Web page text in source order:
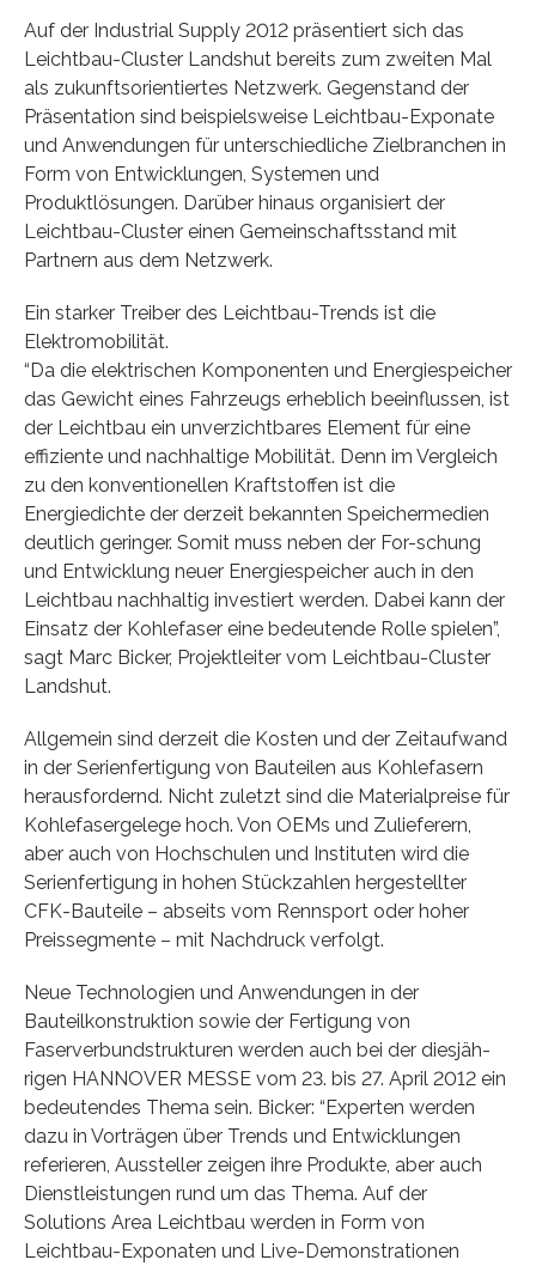
Auf der Industrial Supply 2012 präsentiert sich das
Leichtbau-Cluster Landshut bereits zum zweiten Mal
als zukunftsorientiertes Netzwerk. Gegenstand der
Präsentation sind beispielsweise Leichtbau-Exponate
und Anwendungen für unterschiedliche Zielbranchen in
Form von Entwicklungen, Systemen und
Produktlösungen. Darüber hinaus organisiert der
Leichtbau-Cluster einen Gemeinschaftsstand mit
Partnern aus dem Netzwerk.
Ein starker Treiber des Leichtbau-Trends ist die
Elektromobilität.
“Da die elektrischen Komponenten und Energiespeicher
das Gewicht eines Fahrzeugs erheblich beeinflussen, ist
der Leichtbau ein unverzichtbares Element für eine
effiziente und nachhaltige Mobilität. Denn im Vergleich
zu den konventionellen Kraftstoffen ist die
Energiedichte der derzeit bekannten Speichermedien
deutlich geringer. Somit muss neben der For-schung
und Entwicklung neuer Energiespeicher auch in den
Leichtbau nachhaltig investiert werden. Dabei kann der
Einsatz der Kohlefaser eine bedeutende Rolle spielen”,
sagt Marc Bicker, Projektleiter vom Leichtbau-Cluster
Landshut.
Allgemein sind derzeit die Kosten und der Zeitaufwand
in der Serienfertigung von Bauteilen aus Kohlefasern
herausfordernd. Nicht zuletzt sind die Materialpreise für
Kohlefasergelege hoch. Von OEMs und Zulieferern,
aber auch von Hochschulen und Instituten wird die
Serienfertigung in hohen Stückzahlen hergestellter
CFK-Bauteile – abseits vom Rennsport oder hoher
Preissegmente – mit Nachdruck verfolgt.
Neue Technologien und Anwendungen in der
Bauteilkonstruktion sowie der Fertigung von
Faserverbundstrukturen werden auch bei der diesjäh-
rigen HANNOVER MESSE vom 23. bis 27. April 2012 ein
bedeutendes Thema sein. Bicker: “Experten werden
dazu in Vorträgen über Trends und Entwicklungen
referieren, Aussteller zeigen ihre Produkte, aber auch
Dienstleistungen rund um das Thema. Auf der
Solutions Area Leichtbau werden in Form von
Leichtbau-Exponaten und Live-Demonstrationen